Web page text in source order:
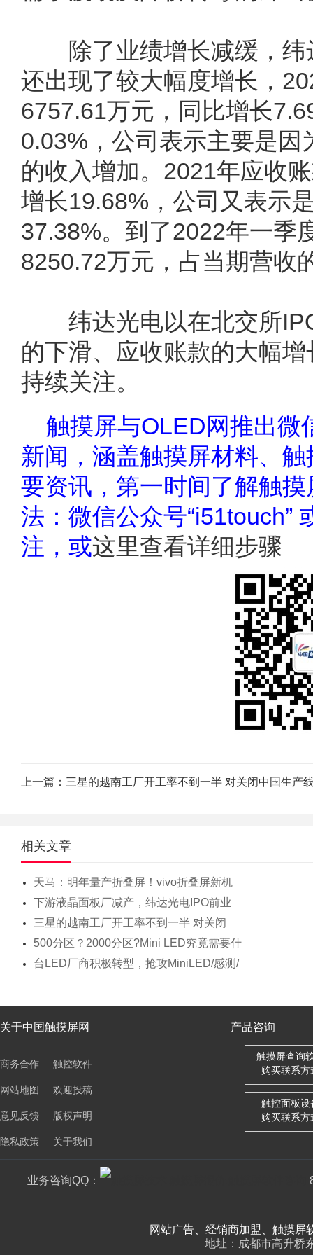
除了业绩增长减缓，纬
还出现了较大幅度增长，
6757.61万元，同比增长
0.03%，公司表示主要是
的收入增加。2021年应收
增长19.68%，公司又表示
37.38%。到了2022年一季
8250.72万元，占当期营收
纬达光电以在北交所
的下滑、应收账款的大幅
持续关注。
触摸屏与OLED网推出微
新闻，涵盖触摸屏材料、
要资讯，第一时间了解触
法：微信公众号“i51touch”
注，或这里查看详细步骤
上一篇： 三星的越南工厂开工率不到一半 对关闭中国生产线后悔莫
相关文章
天马：明年量产折叠屏！vivo折叠屏新机
下游液晶面板厂减产，纬达光电IPO前业
三星的越南工厂开工率不到一半 对关闭
500分区？2000分区?Mini LED究竟需要什
台LED厂商积极转型，抢攻MiniLED/感测/
关于中国触摸屏网
商务合作
网站地图
意见反馈
隐私政策
触控软件
欢迎投稿
版权声明
关于我们
产品咨询
触摸屏查询
购买联系方
触控面板设
购买联系方
业务咨询QQ：
网站广告、经销商加盟、触摸屏
地址：成都市高升桥